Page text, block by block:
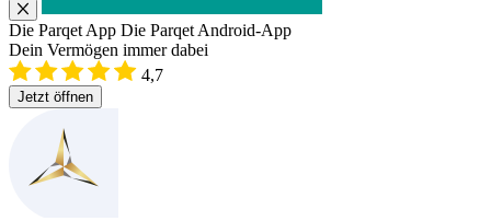
Die Parqet App Die Parqet Android-App
Dein Vermögen immer dabei
4,7
Jetzt öffnen